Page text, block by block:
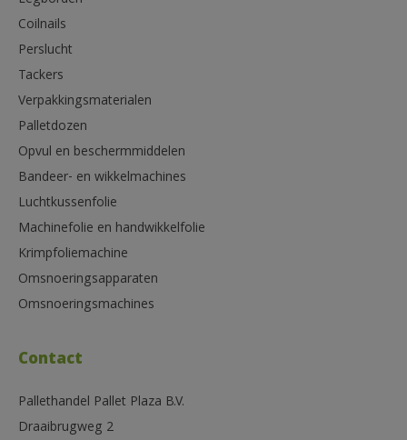
Coilnails
Perslucht
Tackers
Verpakkingsmaterialen
Palletdozen
Opvul en beschermmiddelen
Bandeer- en wikkelmachines
Luchtkussenfolie
Machinefolie en handwikkelfolie
Krimpfoliemachine
Omsnoeringsapparaten
Omsnoeringsmachines
Contact
Pallethandel Pallet Plaza B.V.
Draaibrugweg 2